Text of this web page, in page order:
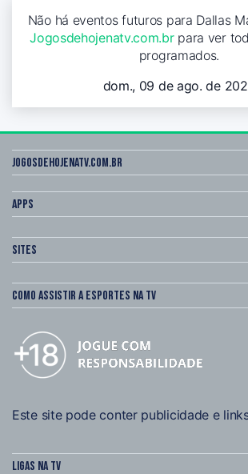
Não há eventos futuros para Dallas
Jogosdehojenatv.com.brpara ver
programados.
dom., 09 de ago. de
Jogosdehojenatv.com.br
Apps
Sites
Como assistir a esportes na TV
Este site pode conter publicidade e
Ligas na TV